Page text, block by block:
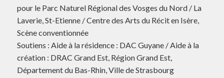
pour le Parc Naturel Régional des Vosges du Nord / La
Laverie, St-Etienne / Centre des Arts du Récit en Isère,
Scène conventionnée
Soutiens : Aide à la résidence : DAC Guyane / Aide à la
création : DRAC Grand Est, Région Grand Est,
Département du Bas-Rhin, Ville de Strasbourg